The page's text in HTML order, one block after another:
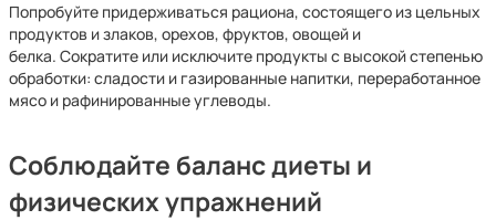
Попробуйте придерживаться рациона, состоящего из цельных
продуктов и злаков, орехов, фруктов, овощей и
белка. Сократите или исключите продукты с высокой степенью
обработки: сладости и газированные напитки, переработанное
мясо и рафинированные углеводы.
Соблюдайте баланс диеты и
физических упражнений